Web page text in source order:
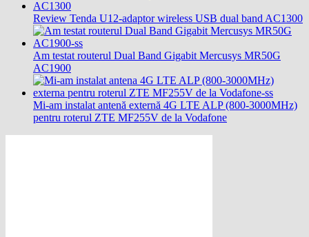
Review Tenda U12-adaptor wireless USB dual band AC1300
Am testat routerul Dual Band Gigabit Mercusys MR50G
AC1900
Mi-am instalat antenă externă 4G LTE ALP (800-3000MHz)
pentru roterul ZTE MF255V de la Vodafone